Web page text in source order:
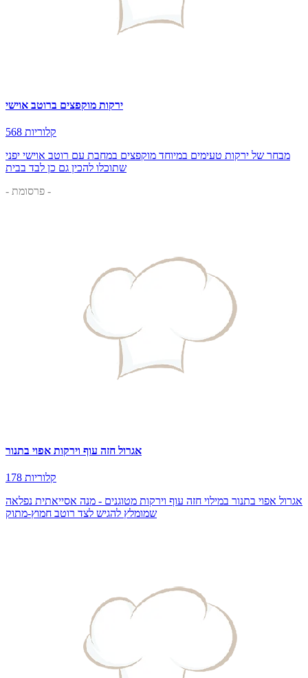
ירקות מוקפצים ברוטב אוישי
568 קלוריות
מבחר של ירקות טעימים במיוחד מוקפצים במחבת עם רוטב אוישי יפני
שתוכלו להכין גם כן לבד בבית
- פרסומת -
אגרול חזה עוף וירקות אפוי בתנור
178 קלוריות
אגרול אפוי בתנור במילוי חזה עוף וירקות מטוגנים - מנה אסייאתית נפלאה
שמומלץ להגיש לצד רוטב חמוץ-מתוק